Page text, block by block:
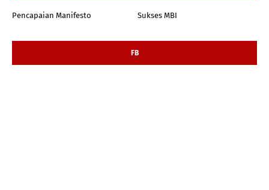
Pencapaian Manifesto Sukses MBI
FB